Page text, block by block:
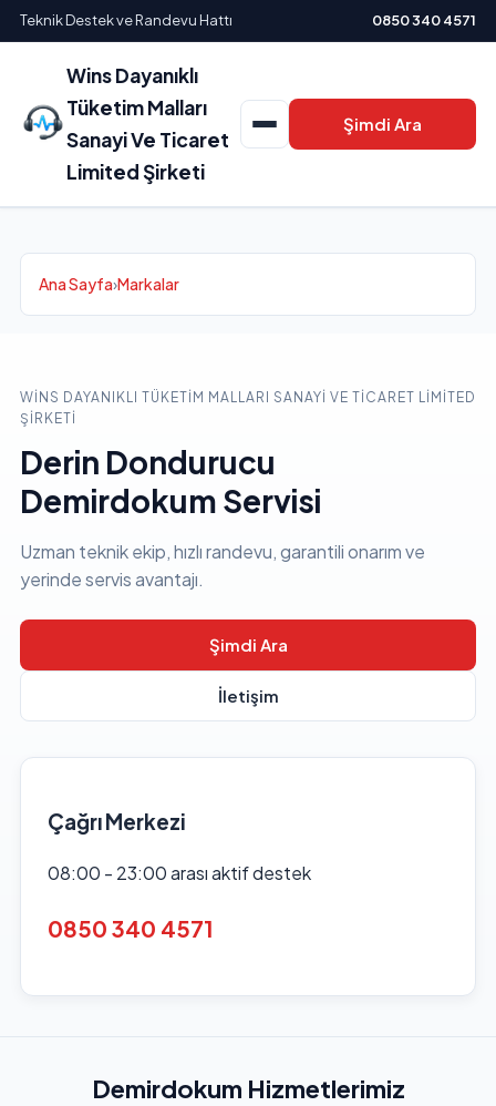
Teknik Destek ve Randevu Hattı 0850 340 4571
Wins Dayanıklı
Tüketim Malları
Sanayi Ve Ticaret
Limited Şirketi
Şimdi Ara
Ana Sayfa›Markalar
WINS DAYANIKLI TÜKETIM MALLARI SANAYI VE TICARET LIMITED
ŞIRKETI
Derin Dondurucu
Demirdokum Servisi
Uzman teknik ekip, hızlı randevu, garantili onarım ve
yerinde servis avantajı.
Şimdi Ara
İletişim
Çağrı Merkezi
08:00 - 23:00 arası aktif destek
0850 340 4571
Demirdokum Hizmetlerimiz